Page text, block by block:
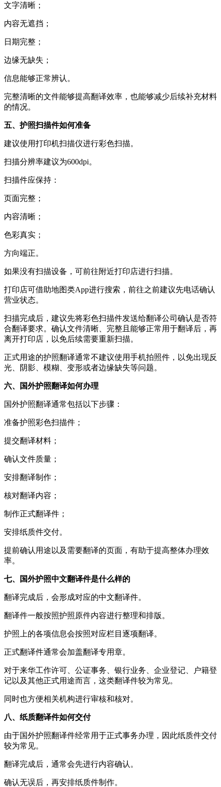
文字清晰；
内容无遮挡；
日期完整；
边缘无缺失；
信息能够正常辨认。
完整清晰的文件能够提高翻译效率，也能够减少后续补充材料
的情况。
五、护照扫描件如何准备
建议使用打印机扫描仪进行彩色扫描。
扫描分辨率建议为600dpi。
扫描件应保持：
页面完整；
内容清晰；
色彩真实；
方向端正。
如果没有扫描设备，可前往附近打印店进行扫描。
打印店可借助地图类App进行搜索，前往之前建议先电话确认
营业状态。
扫描完成后，建议先将彩色扫描件发送给翻译公司确认是否符
合翻译要求。确认文件清晰、完整且能够正常用于翻译后，再
离开打印店，以免后续需要重新扫描。
正式用途的护照翻译通常不建议使用手机拍照件，以免出现反
光、阴影、模糊、变形或者边缘缺失等问题。
六、国外护照翻译如何办理
国外护照翻译通常包括以下步骤：
准备护照彩色扫描件；
提交翻译材料；
确认文件质量；
安排翻译制作；
核对翻译内容；
制作正式翻译件；
安排纸质件交付。
提前确认用途以及需要翻译的页面，有助于提高整体办理效
率。
七、国外护照中文翻译件是什么样的
翻译完成后，会形成对应的中文翻译件。
翻译件一般按照护照原件内容进行整理和排版。
护照上的各项信息会按照对应栏目逐项翻译。
正式翻译件通常会加盖翻译专用章。
对于来华工作许可、公证事务、银行业务、企业登记、户籍登
记以及其他正式用途而言，这类翻译件较为常见。
同时也方便相关机构进行审核和核对。
八、纸质翻译件如何交付
由于国外护照翻译件经常用于正式事务办理，因此纸质件交付
较为常见。
翻译完成后，通常会先进行内容确认。
确认无误后，再安排纸质件制作。